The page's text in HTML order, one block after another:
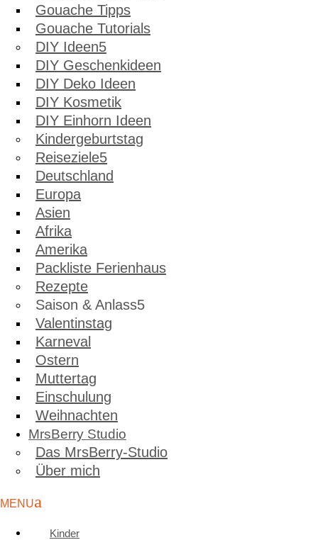
Gouache Tipps
Gouache Tutorials
DIY Ideen
DIY Geschenkideen
DIY Deko Ideen
DIY Kosmetik
DIY Einhorn Ideen
Kindergeburtstag
Reiseziele
Deutschland
Europa
Asien
Afrika
Amerika
Packliste Ferienhaus
Rezepte
Saison & Anlass
Valentinstag
Karneval
Ostern
Muttertag
Einschulung
Weihnachten
MrsBerry Studio
Das MrsBerry-Studio
Über mich
Kinder